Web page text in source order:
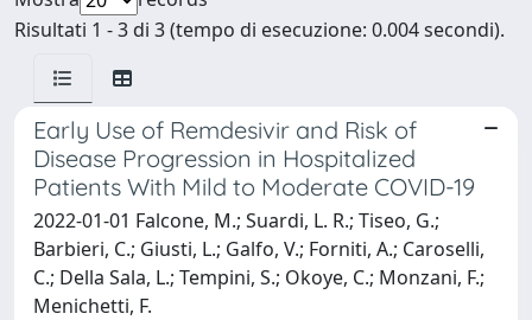
Risultati 1 - 3 di 3 (tempo di esecuzione: 0.004 secondi).
Early Use of Remdesivir and Risk of
Disease Progression in Hospitalized
Patients With Mild to Moderate COVID-19
2022-01-01 Falcone, M.; Suardi, L. R.; Tiseo, G.;
Barbieri, C.; Giusti, L.; Galfo, V.; Forniti, A.; Caroselli,
C.; Della Sala, L.; Tempini, S.; Okoye, C.; Monzani, F.;
Menichetti, F.